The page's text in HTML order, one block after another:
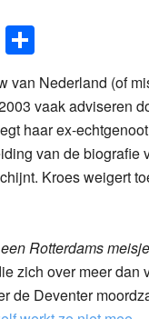
Email
van Nederland (of
vaak adviseren
haar ex-
van de biografie
Kroes weigert
Rotterdams
zich over meer dan
de Deventer